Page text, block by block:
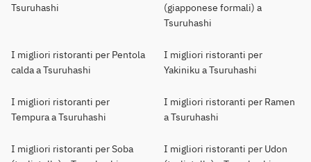
Tsuruhashi
(giapponese formali) a
Tsuruhashi
I migliori ristoranti per Pentola
calda a Tsuruhashi
I migliori ristoranti per
Yakiniku a Tsuruhashi
I migliori ristoranti per
Tempura a Tsuruhashi
I migliori ristoranti per Ramen
a Tsuruhashi
I migliori ristoranti per Soba
I migliori ristoranti per Udon